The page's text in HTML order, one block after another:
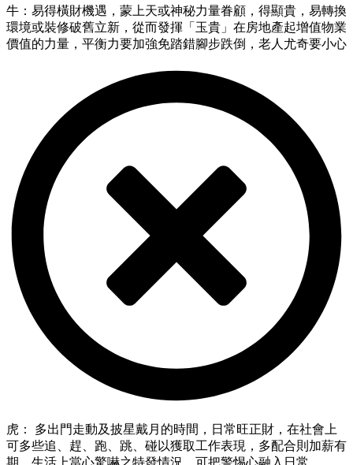
牛：易得橫財機遇，蒙上天或神秘力量眷顧，得顯貴，易轉換
環境或裝修破舊立新，從而發揮「玉貴」在房地產起增值物業
價值的力量，平衡力要加強免踏錯腳步跌倒，老人尤奇要小心
虎： 多出門走動及披星戴月的時間，日常旺正財，在社會上
可多些追、趕、跑、跳、碰以獲取工作表現，多配合則加薪有
期，生活上當心驚嚇之特發情況，可把警惕心融入日常